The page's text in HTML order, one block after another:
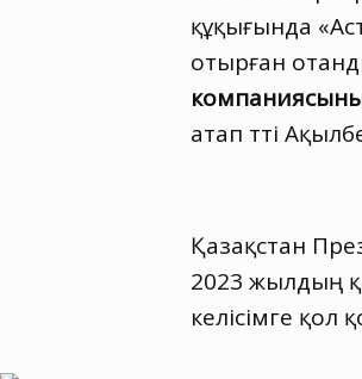
құқығында
отырған
атап өтті
Қазақстан
2023 жылдың
келісімге қол